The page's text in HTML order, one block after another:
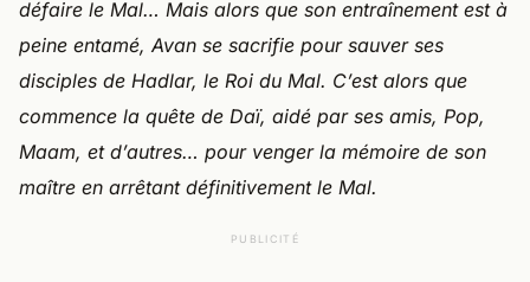
défaire le Mal… Mais alors que son entraînement est à
peine entamé, Avan se sacrifie pour sauver ses
disciples de Hadlar, le Roi du Mal. C’est alors que
commence la quête de Daï, aidé par ses amis, Pop,
Maam, et d’autres… pour venger la mémoire de son
maître en arrêtant définitivement le Mal.
PUBLICITÉ